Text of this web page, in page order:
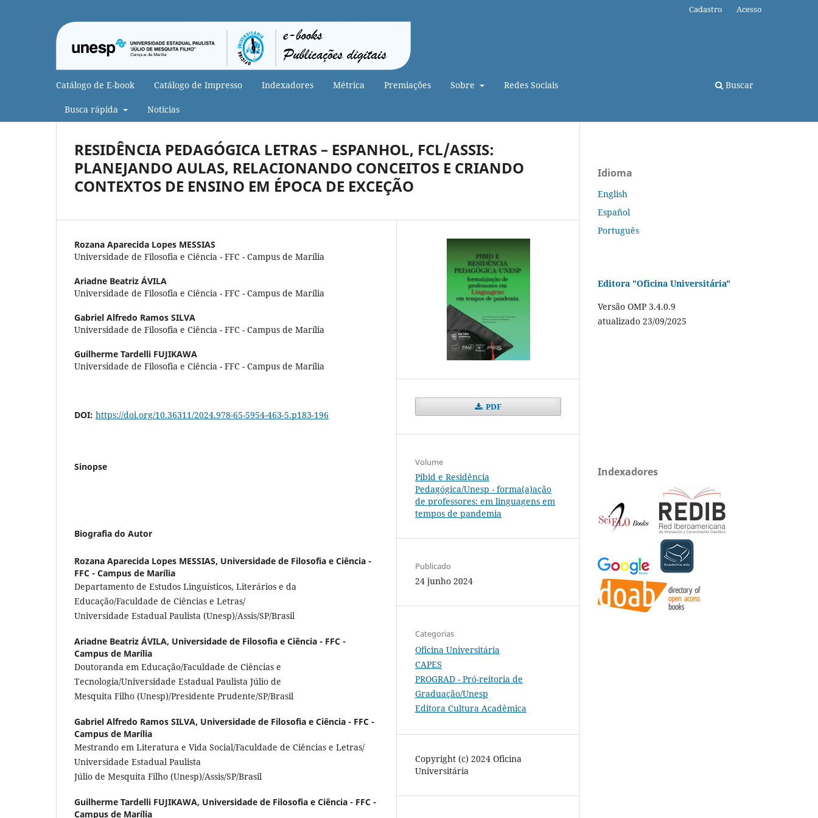
Catálogo de E-book Catálogo de Impresso Indexadores Métrica Premiações Sobre Redes Sociais
Busca rápida Notícias
Buscar
Cadastro Acesso
RESIDÊNCIA PEDAGÓGICA LETRAS – ESPANHOL, FCL/ASSIS:
PLANEJANDO AULAS, RELACIONANDO CONCEITOS E CRIANDO
CONTEXTOS DE ENSINO EM ÉPOCA DE EXCEÇÃO
Rozana Aparecida Lopes MESSIAS
Universidade de Filosofia e Ciência - FFC - Campus de Marília
Ariadne Beatriz ÁVILA
Universidade de Filosofia e Ciência - FFC - Campus de Marília
Gabriel Alfredo Ramos SILVA
Universidade de Filosofia e Ciência - FFC - Campus de Marília
Guilherme Tardelli FUJIKAWA
Universidade de Filosofia e Ciência - FFC - Campus de Marília
DOI: https://doi.org/10.36311/2024.978-65-5954-463-5.p183-196
Sinopse
Biografia do Autor
Rozana Aparecida Lopes MESSIAS, Universidade de Filosofia e Ciência -
FFC - Campus de Marília
Departamento de Estudos Linguísticos, Literários e da
Educação/Faculdade de Ciências e Letras/
Universidade Estadual Paulista (Unesp)/Assis/SP/Brasil
Ariadne Beatriz ÁVILA, Universidade de Filosofia e Ciência - FFC -
Campus de Marília
Doutoranda em Educação/Faculdade de Ciências e
Tecnologia/Universidade Estadual Paulista Júlio de
Mesquita Filho (Unesp)/Presidente Prudente/SP/Brasil
Gabriel Alfredo Ramos SILVA, Universidade de Filosofia e Ciência - FFC -
Campus de Marília
Mestrando em Literatura e Vida Social/Faculdade de Ciências e Letras/
Universidade Estadual Paulista
Júlio de Mesquita Filho (Unesp)/Assis/SP/Brasil
Guilherme Tardelli FUJIKAWA, Universidade de Filosofia e Ciência - FFC -
Campus de Marília
PDF
Volume
Pibid e Residência
Pedagógica/Unesp - forma(a)ação
de professores: em linguagens em
tempos de pandemia
Publicado
24 junho 2024
Categorias
Oficina Universitária
CAPES
PROGRAD - Pró-reitoria de
Graduação/Unesp
Editora Cultura Acadêmica
Copyright (c) 2024 Oficina
Universitária
Idioma
English
Español
Português
Editora "Oficina Universitária"
Versão OMP 3.4.0.9
atualizado 23/09/2025
Indexadores